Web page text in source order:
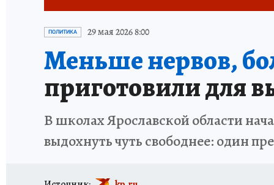
ГЕРОИ ЯРОСЛАВИИ
ПОЛИТИКА 29 мая 2026 8:00
Меньше нервов,
приготовили для
В школах Ярославской области
выдохнуть чуть свободнее: один